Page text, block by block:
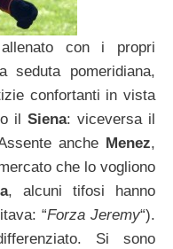
con i propri
seduta pomeridiana,
confortanti in vista
il Siena: viceversa il
anche Menez,
che lo vogliono
, alcuni tifosi hanno
“Forza Jeremy“).
Si sono